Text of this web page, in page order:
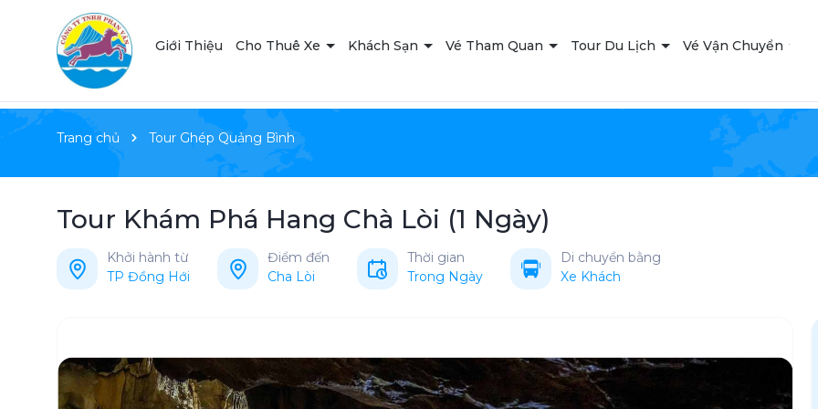
Giới Thiệu Cho Thuê Xe Khách Sạn Vé Tham Quan Tour Du Lịch Vé Vận Chuyển
Trang chủ Tour Ghép Quảng Bình
Tour Khám Phá Hang Chà Lòi (1 Ngày)
Khởi hành từ
TP Đồng Hới
Điểm đến
Cha Lòi
Thời gian
Trong Ngày
Di chuyển bằng
Xe Khách